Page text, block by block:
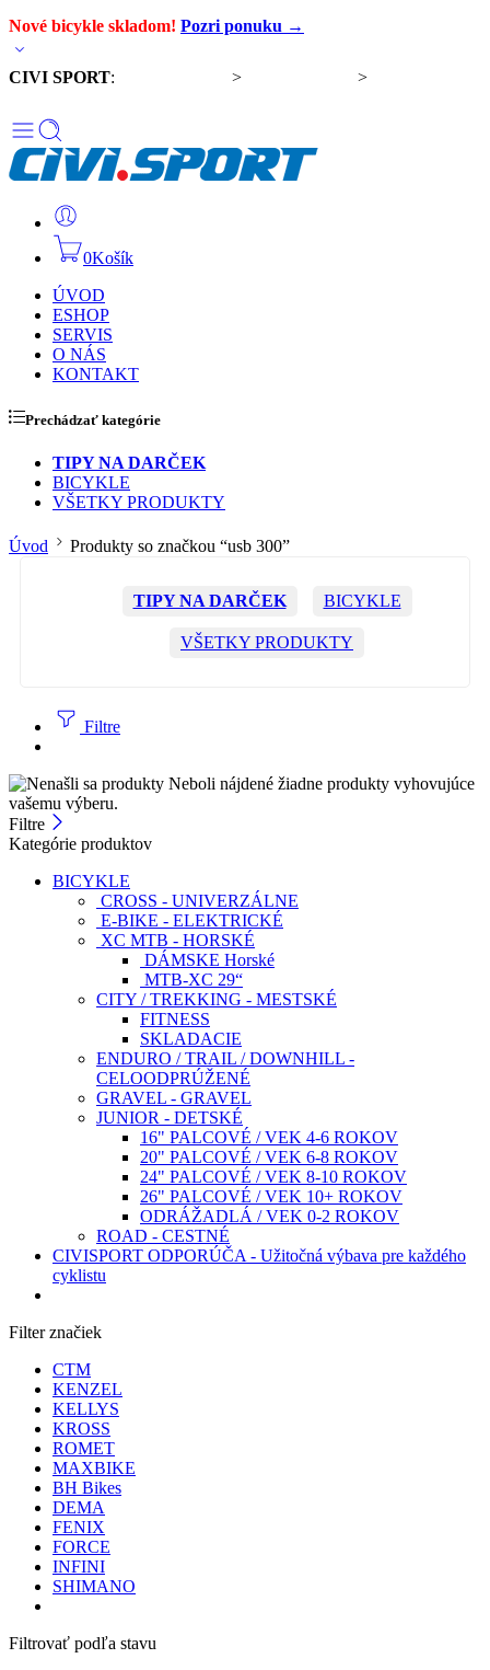
Nové bicykle skladom! Pozri ponuku →
CIVI SPORT: > >
0Košík
ÚVOD
ESHOP
SERVIS
O NÁS
KONTAKT
Prechádzať kategórie
TIPY NA DARČEK
BICYKLE
VŠETKY PRODUKTY
Úvod Produkty so značkou “usb 300”
TIPY NA DARČEK BICYKLE
VŠETKY PRODUKTY
Filtre
Neboli nájdené žiadne produkty vyhovujúce
vašemu výberu.
Filtre
Kategórie produktov
BICYKLE
CROSS - UNIVERZÁLNE
E-BIKE - ELEKTRICKÉ
XC MTB - HORSKÉ
DÁMSKE Horské
MTB-XC 29“
CITY / TREKKING - MESTSKÉ
FITNESS
SKLADACIE
ENDURO / TRAIL / DOWNHILL -
CELOODPRÚŽENÉ
GRAVEL - GRAVEL
JUNIOR - DETSKÉ
16" PALCOVÉ / VEK 4-6 ROKOV
20" PALCOVÉ / VEK 6-8 ROKOV
24" PALCOVÉ / VEK 8-10 ROKOV
26" PALCOVÉ / VEK 10+ ROKOV
ODRÁŽADLÁ / VEK 0-2 ROKOV
ROAD - CESTNÉ
CIVISPORT ODPORÚČA - Užitočná výbava pre každého
cyklistu
Filter značiek
CTM
KENZEL
KELLYS
KROSS
ROMET
MAXBIKE
BH Bikes
DEMA
FENIX
FORCE
INFINI
SHIMANO
Filtrovať podľa stavu